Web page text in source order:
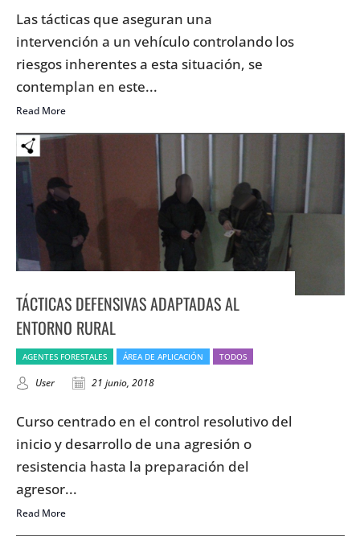
Las tácticas que aseguran una
intervención a un vehículo controlando los
riesgos inherentes a esta situación, se
contemplan en este...
Read More
TÁCTICAS DEFENSIVAS ADAPTADAS AL
ENTORNO RURAL
AGENTES FORESTALES ÁREA DE APLICACIÓN TODOS
User 21 junio, 2018
Curso centrado en el control resolutivo del
inicio y desarrollo de una agresión o
resistencia hasta la preparación del
agresor...
Read More